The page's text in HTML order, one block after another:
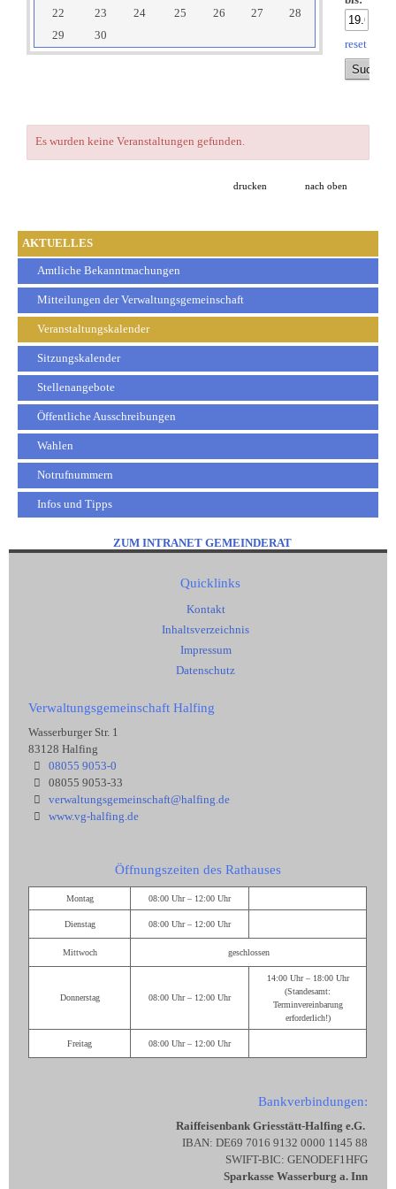
AKTUELLES
Amtliche Bekanntmachungen
Mitteilungen der Verwaltungsgemeinschaft
Veranstaltungskalender
Sitzungskalender
Stellenangebote
Öffentliche Ausschreibungen
Wahlen
Notrufnummern
Infos und Tipps
22
23 24 25 26 27
28
29
30
reset
Es wurden keine Veranstaltungen gefunden.
drucken nach oben
ZUM INTRANET GEMEINDERAT
Quicklinks
Kontakt
Inhaltsverzeichnis
Impressum
Datenschutz
Verwaltungsgemeinschaft Halfing
Wasserburger Str. 1
83128 Halfing
08055 9053-0
08055 9053-33
verwaltungsgemeinschaft@halfing.de
www.vg-halfing.de
Öffnungszeiten des Rathauses
Montag 08:00 Uhr – 12:00 Uhr
Dienstag 08:00 Uhr – 12:00 Uhr
Mittwoch geschlossen
Donnerstag 08:00 Uhr – 12:00 Uhr
14:00 Uhr – 18:00 Uhr
(Standesamt:
Terminvereinbarung
erforderlich!)
Freitag 08:00 Uhr – 12:00 Uhr
Bankverbindungen:
Raiffeisenbank Griesstätt-Halfing e.G.
IBAN: DE69 7016 9132 0000 1145 88
SWIFT-BIC: GENODEF1HFG
Sparkasse Wasserburg a. Inn